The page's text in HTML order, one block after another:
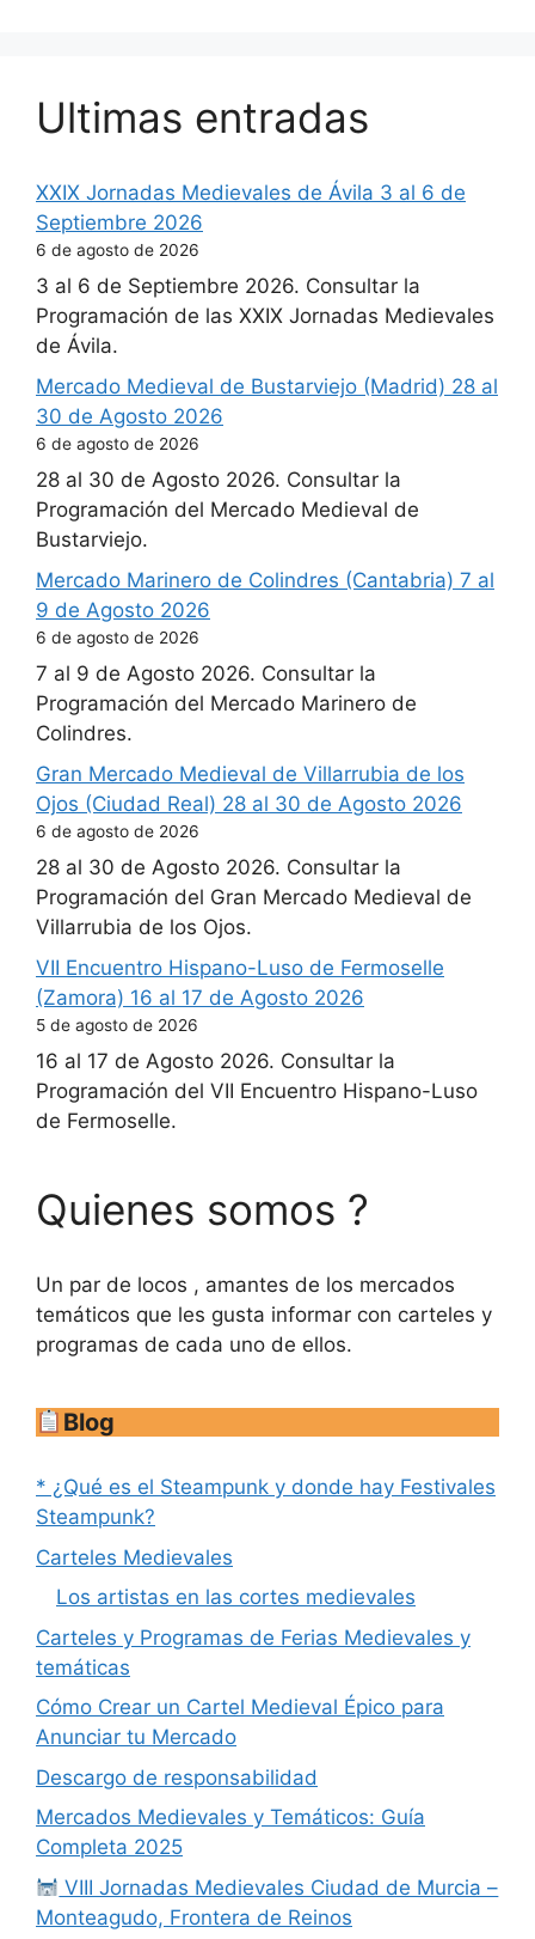
Ultimas entradas
XXIX Jornadas Medievales de Ávila 3 al 6 de
Septiembre 2026
6 de agosto de 2026
3 al 6 de Septiembre 2026. Consultar la
Programación de las XXIX Jornadas Medievales
de Ávila.
Mercado Medieval de Bustarviejo (Madrid) 28 al
30 de Agosto 2026
6 de agosto de 2026
28 al 30 de Agosto 2026. Consultar la
Programación del Mercado Medieval de
Bustarviejo.
Mercado Marinero de Colindres (Cantabria) 7 al
9 de Agosto 2026
6 de agosto de 2026
7 al 9 de Agosto 2026. Consultar la
Programación del Mercado Marinero de
Colindres.
Gran Mercado Medieval de Villarrubia de los
Ojos (Ciudad Real) 28 al 30 de Agosto 2026
6 de agosto de 2026
28 al 30 de Agosto 2026. Consultar la
Programación del Gran Mercado Medieval de
Villarrubia de los Ojos.
VII Encuentro Hispano-Luso de Fermoselle
(Zamora) 16 al 17 de Agosto 2026
5 de agosto de 2026
16 al 17 de Agosto 2026. Consultar la
Programación del VII Encuentro Hispano-Luso
de Fermoselle.
Quienes somos ?
Un par de locos , amantes de los mercados
temáticos que les gusta informar con carteles y
programas de cada uno de ellos.
Blog
* ¿Qué es el Steampunk y donde hay Festivales
Steampunk?
Carteles Medievales
Los artistas en las cortes medievales
Carteles y Programas de Ferias Medievales y
temáticas
Cómo Crear un Cartel Medieval Épico para
Anunciar tu Mercado
Descargo de responsabilidad
Mercados Medievales y Temáticos: Guía
Completa 2025
VIII Jornadas Medievales Ciudad de Murcia –
Monteagudo, Frontera de Reinos